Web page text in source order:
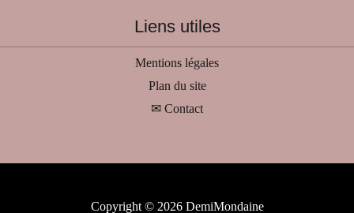
Liens utiles
Mentions légales
Plan du site
✉ Contact
Copyright © 2026 DemiMondaine